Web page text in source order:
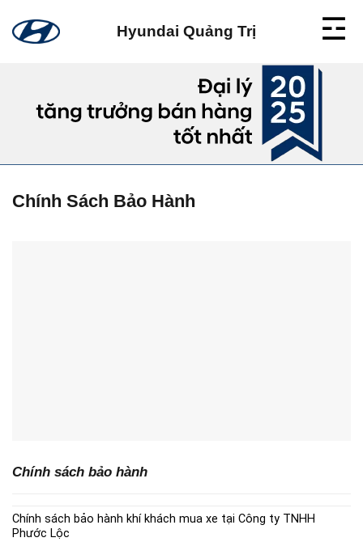
Hyundai Quảng Trị
Chính Sách Bảo Hành
Chính sách bảo hành
Chính sách bảo hành khí khách mua xe tại Công ty TNHH
Phước Lộc